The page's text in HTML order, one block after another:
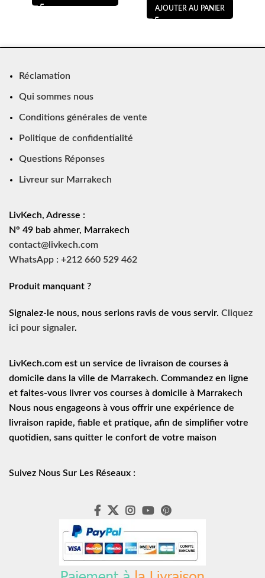
AJOUTER AU PANIER
Réclamation
Qui sommes nous
Conditions générales de vente
Politique de confidentialité
Questions Réponses
Livreur sur Marrakech
LivKech, Adresse :
N° 49 bab ahmer, Marrakech
contact@livkech.com
WhatsApp : +212 660 529 462
Produit manquant ?
Signalez-le nous, nous serions ravis de vous servir. Cliquez
ici pour signaler.
LivKech.com est un service de
livraison de courses à
domicile dans la ville de Marrakech. Commandez en ligne
et faites-vous livrer vos courses à domicile à Marrakech
Nous nous engageons à vous offrir une expérience de
livraison rapide, fiable et pratique, afin de simplifier votre
quotidien, sans quitter le confort de votre maison
Suivez Nous Sur Les Réseaux :